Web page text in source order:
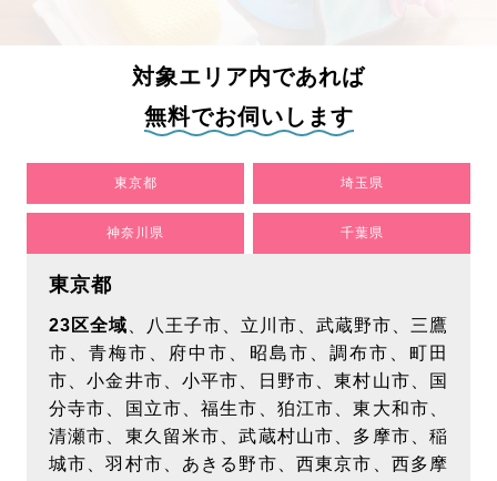
対象エリア内であれば
無料でお伺いします
東京都 埼玉県
神奈川県 千葉県
東京都
23区全域 、八王子市、立川市、武蔵野市、三鷹
市、青梅市、府中市、昭島市、調布市、町田
市、小金井市、小平市、日野市、東村山市、国
分寺市、国立市、福生市、狛江市、東大和市、
清瀬市、東久留米市、武蔵村山市、多摩市、稲
城市、羽村市、あきる野市、西東京市、西多摩